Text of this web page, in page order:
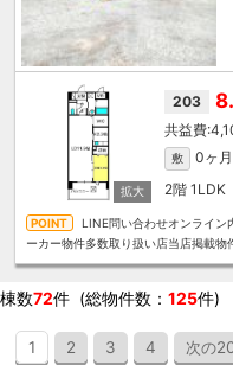
203
敷 0ヶ月
2階 1LDK
LINE問い合わせオンライン
ーカー物件多数取り扱い店当店掲載物
棟数72件 (総物件数： 125件)
1 2 3 4 次の